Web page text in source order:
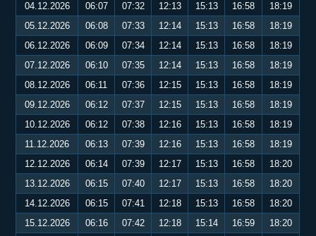
04.12.2026 06:07 07:32 12:13 15:13 16:58
18:19
05.12.2026
06:08 07:33 12:14 15:13 16:58
18:19
06.12.2026
06:09 07:34 12:14 15:13 16:58
18:19
07.12.2026
06:10 07:35 12:14 15:13 16:58
18:19
08.12.2026
06:11 07:36 12:15 15:13 16:58
18:19
09.12.2026
06:12 07:37 12:15 15:13 16:58
18:19
10.12.2026
06:12 07:38 12:16 15:13 16:58
18:19
11.12.2026
06:13 07:39 12:16 15:13 16:58
18:19
12.12.2026
06:14 07:39 12:17 15:13 16:58
18:20
13.12.2026
06:15 07:40 12:17 15:13 16:58
18:20
14.12.2026
06:15 07:41 12:18 15:13 16:58
18:20
15.12.2026
06:16 07:42 12:18 15:14 16:59
18:20